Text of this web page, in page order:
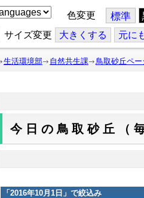
色変更 標準
サイズ変更 大きくする 元に
生活環境部 自然共生課 鳥取砂丘ペー
今日の鳥取砂丘（
「 2016年10月1日 」で絞込み